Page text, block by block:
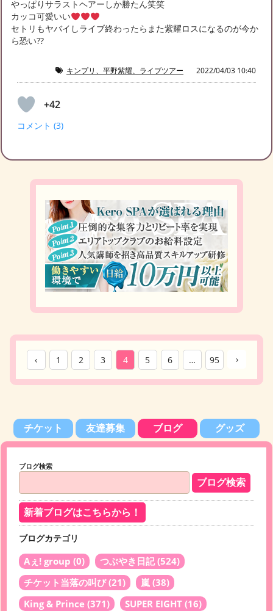
やっぱりサラストヘアーしか勝たん笑笑
カッコ可愛いい
セトリもヤバイしライブ終わったらまた紫耀ロスになるのが今か
ら恐い??
キンプリ、平野紫耀、ライブツアー 2022/04/03 10:40
+42
コメント (3)
‹ 1 2 3 4 5 6 … 95 ›
チケット 友達募集 ブログ グッズ
ブログ検索
新着ブログはこちらから！
ブログカテゴリ
Aぇ! group (0) つぶやき日記(524)
チケット当落の叫び(21) 嵐 (38)
King & Prince (371) SUPER EIGHT (16)